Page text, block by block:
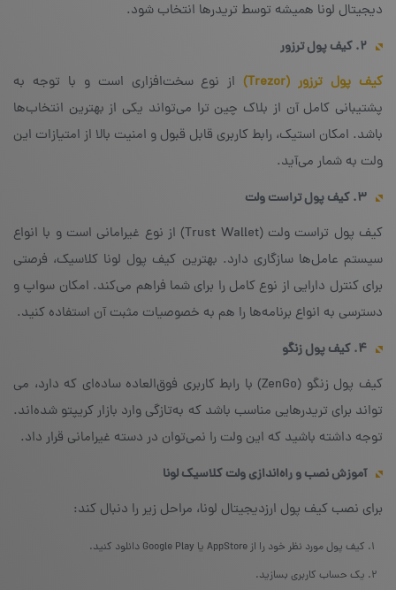
دیجیتال لونا همیشه توسط تریدرها انتخاب شود.
۲. کیف پول ترزور
کیف پول ترزور (Trezor)
از نوع سخت‌افزاری است و با توجه به
پشتیبانی کامل آن از بلاک چین ترا می‌تواند یکی از بهترین انتخاب‌ها
باشد. امکان استیک، رابط کاربری قابل قبول و امنیت بالا از امتیازات این
ولت به شمار می‌آید.
۳. کیف پول تراست ولت
کیف پول تراست ولت (Trust Wallet) از نوع غیرامانی است و با انواع
سیستم عامل‌ها سازگاری دارد. بهترین کیف پول لونا کلاسیک، فرصتی
برای کنترل دارایی از نوع کامل را برای شما فراهم می‌کند. امکان سواپ و
دسترسی به انواع برنامه‌ها را هم به خصوصیات مثبت آن استفاده کنید.
۴. کیف پول زنگو
کیف پول زنگو (ZenGo) با رابط کاربری فوق‌العاده ساده‌ای که دارد، می
تواند برای تریدرهایی مناسب باشد که به‌تازگی وارد بازار کریپتو شده‌اند.
توجه داشته باشید که این ولت را نمی‌توان در دسته غیرامانی قرار داد.
آموزش نصب و راه‌اندازی ولت کلاسیک لونا
برای نصب کیف پول ارزدیجیتال لونا، مراحل زیر را دنبال کند:
کیف پول مورد نظر خود را از AppStore یا Google Play دانلود کنید.
یک حساب کاربری بسازید.